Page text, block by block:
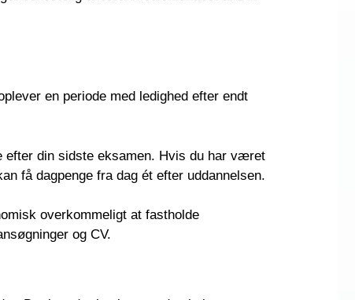
en periode med ledighed efter endt
efter din sidste eksamen. Hvis du har været
få dagpenge fra dag ét efter uddannelsen.
overkommeligt at fastholde
og CV.